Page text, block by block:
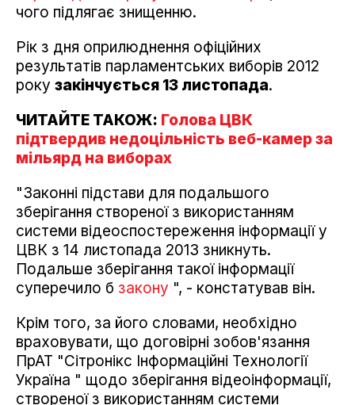
чого підлягає знищенню.
Рік з дня оприлюднення офіційних
результатів парламентських виборів 2012
року закінчується 13 листопада.
ЧИТАЙТЕ ТАКОЖ: Голова ЦВК
підтвердив недоцільність веб-камер за
мільярд на виборах
"Законні підстави для подальшого
зберігання створеної з використанням
системи відеоспостереження інформації у
ЦВК з 14 листопада 2013 зникнуть.
Подальше зберігання такої інформації
суперечило б закону ", - констатував він.
Крім того, за його словами, необхідно
враховувати, що договірні зобов'язання
ПрАТ "Сітронікс Інформаційні Технології
Україна " щодо зберігання відеоінформації,
створеної з використанням системи